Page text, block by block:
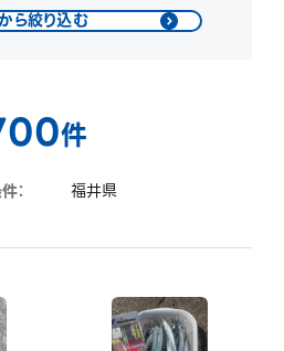
ら絞り込む
件
： 福井県